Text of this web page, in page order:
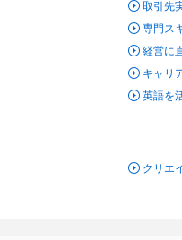
取引先
専門ス
経営に
キャリ
英語を
クリエ